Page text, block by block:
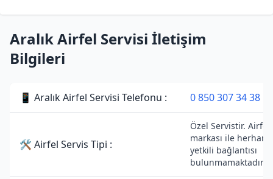
Aralık Airfel Servisi İletişim
Bilgileri
📱 Aralık Airfel Servisi Telefonu : 0 850 307 34 38
🛠 Airfel Servis Tipi :
Özel Servistir. Airfel
markası ile
yetkili bağlantısı
bulunmamaktadır.